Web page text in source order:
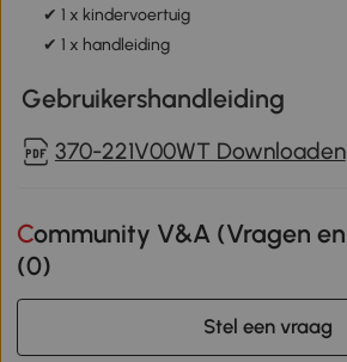
✔ 1 x kindervoertuig
✔ 1 x handleiding
Gebruikershandleiding
370-221V00WT Downloaden
Community V&A (Vragen en Antwoorden)
(0)
Stel een vraag